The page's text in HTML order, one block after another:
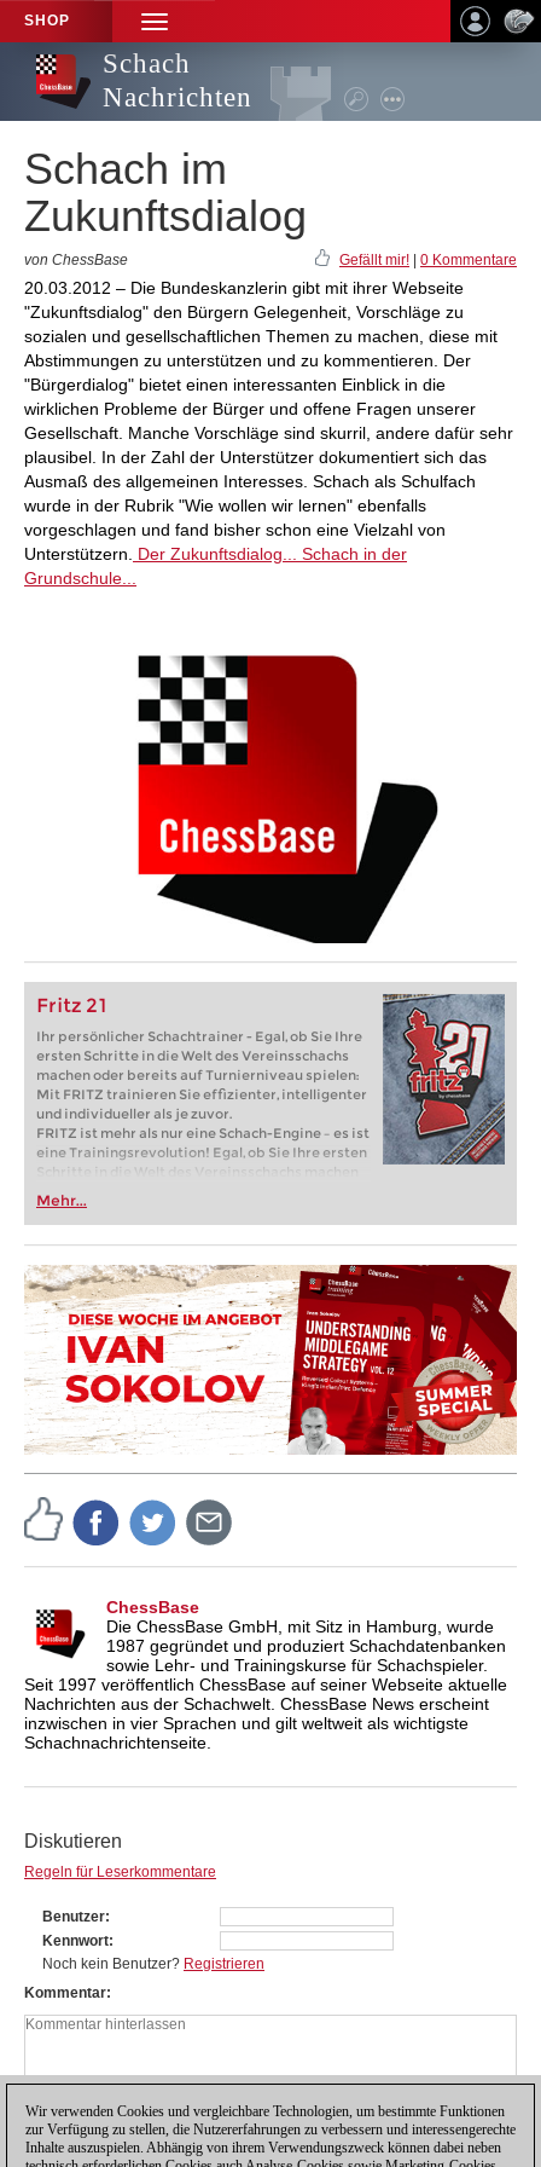
SHOP
TOGGLE
NAVIGATION
Schach
Nachrichten
Schach im
Zukunftsdialog
von ChessBase Gefällt mir! 0 Kommentare
20.03.2012 – Die Bundeskanzlerin gibt mit ihrer Webseite
"Zukunftsdialog" den Bürgern Gelegenheit, Vorschläge zu
sozialen und gesellschaftlichen Themen zu machen, diese mit
Abstimmungen zu unterstützen und zu kommentieren. Der
"Bürgerdialog" bietet einen interessanten Einblick in die
wirklichen Probleme der Bürger und offene Fragen unserer
Gesellschaft. Manche Vorschläge sind skurril, andere dafür sehr
plausibel. In der Zahl der Unterstützer dokumentiert sich das
Ausmaß des allgemeinen Interesses. Schach als Schulfach
wurde in der Rubrik "Wie wollen wir lernen" ebenfalls
vorgeschlagen und fand bisher schon eine Vielzahl von
Unterstützern.
Der Zukunftsdialog...
Schach in der
Grundschule...
Fritz 21
Ihr persönlicher Schachtrainer - Egal, ob Sie Ihre
ersten Schritte in die Welt des Vereinsschachs
machen oder bereits auf Turnierniveau spielen:
Mit FRITZ trainieren Sie effizienter, intelligenter
und individueller als je zuvor.
FRITZ ist mehr als nur eine Schach-Engine – es ist
eine Trainingsrevolution! Egal, ob Sie Ihre ersten
Schritte in die Welt des Vereinsschachs machen
oder bereits auf Turnierniveau spielen: Mit
FRITZ trainieren Sie effizienter, intelligenter und
individueller als je zuvor.
Mehr...
ChessBase
Die ChessBase GmbH, mit Sitz in Hamburg, wurde
1987 gegründet und produziert Schachdatenbanken
sowie Lehr- und Trainingskurse für Schachspieler.
Seit 1997 veröffentlich ChessBase auf seiner Webseite aktuelle
Nachrichten aus der Schachwelt. ChessBase News erscheint
inzwischen in vier Sprachen und gilt weltweit als wichtigste
Schachnachrichtenseite.
Diskutieren
Regeln für Leserkommentare
Benutzer
Kennwort
Noch kein Benutzer? Registrieren
Kommentar
Wir verwenden Cookies und vergleichbare Technologien, um bestimmte Funktionen
zur Verfügung zu stellen, die Nutzererfahrungen zu verbessern und interessengerechte
Inhalte auszuspielen. Abhängig von ihrem Verwendungszweck können dabei neben